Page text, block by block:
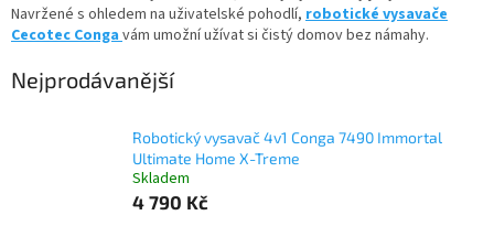
Navržené s ohledem na uživatelské pohodlí, robotické vysavače
Cecotec Congavám umožní užívat si čistý domov bez námahy.
Nejprodávanější
Robotický vysavač 4v1 Conga 7490 Immortal
Ultimate Home X-Treme
Skladem
4 790 Kč